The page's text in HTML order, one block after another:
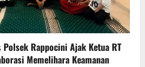
Rappocini Ajak Ketua RT
Memelihara Keamanan